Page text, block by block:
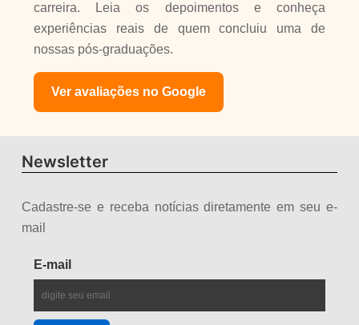
carreira. Leia os depoimentos e conheça
experiências reais de quem concluiu uma de
nossas pós-graduações.
Ver avaliações no Google
Newsletter
Cadastre-se e receba notícias diretamente em seu e-
mail
E-mail